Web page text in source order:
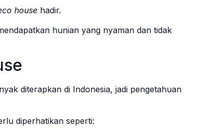
house hadir.
hunian yang nyaman dan tidak
diterapkan di Indonesia, jadi pengetahuan
diperhatikan seperti: